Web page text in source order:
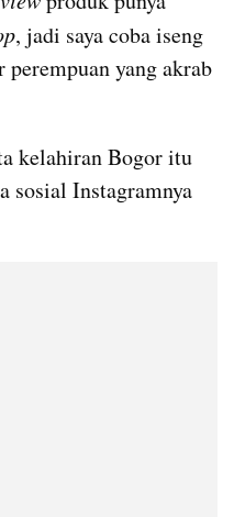
, jadi saya coba iseng
yang akrab
kelahiran Bogor itu
sosial Instagramnya